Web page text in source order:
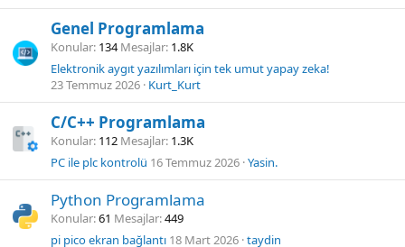
Genel Programlama
Konular 134 Mesajlar 1.8K
Elektronik aygıt yazılımları için tek umut yapay zeka!
23 Temmuz 2026 Kurt_Kurt
C/C++ Programlama
Konular 112 Mesajlar 1.3K
PC ile plc kontrolü 16 Temmuz 2026 Yasin.
Python Programlama
Konular 61 Mesajlar 449
pi pico ekran bağlantı 18 Mart 2026 taydin